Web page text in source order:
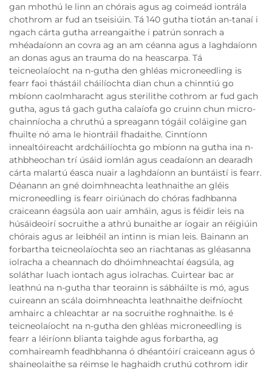
gan mhothú le linn an chórais agus ag coimeád iontrála
chothrom ar fud an tseisiúin. Tá 140 gutha tiotán an-tanaí i
ngach cárta gutha arreangaithe i patrún sonrach a
mhéadaíonn an covra ag an am céanna agus a laghdaíonn
an donas agus an trauma do na heascarpa. Tá
teicneolaíocht na n-gutha den ghléas microneedling is
fearr faoi thástáil cháilíochta dian chun a chinntiú go
mbíonn caolmharacht agus sterilithe cothrom ar fud gach
gutha, agus tá gach gutha calaíofa go cruinn chun micro-
chainníocha a chruthú a spreagann tógáil coláigine gan
fhuilte nó ama le hiontráil fhadaithe. Cinntíonn
innealtóireacht ardcháilíochta go mbíonn na gutha ina n-
athbheochan trí úsáid iomlán agus ceadaíonn an dearadh
cárta malartú éasca nuair a laghdaíonn an buntáistí is fearr.
Déanann an gné doimhneachta leathnaithe an gléis
microneedling is fearr oiriúnach do chóras fadhbanna
craiceann éagsúla aon uair amháin, agus is féidir leis na
húsáideoirí socruithe a athrú bunaithe ar íogair an réigiúin
chórais agus ar leibhéil an intinn is mian leis. Bainann an
forbartha teicneolaíochta seo an riachtanas as gléasanna
iolracha a cheannach do dhóimhneachtaí éagsúla, ag
soláthar luach iontach agus iolrachas. Cuirtear bac ar
leathnú na n-gutha thar teorainn is sábháilte is mó, agus
cuireann an scála doimhneachta leathnaithe deifníocht
amhairc a chleachtar ar na socruithe roghnaithe. Is é
teicneolaíocht na n-gutha den ghléas microneedling is
fearr a léiríonn blianta taighde agus forbartha, ag
comhaireamh feadhbhanna ó dhéantóirí craiceann agus ó
shaineolaithe sa réimse le haghaidh cruthú cothrom idir